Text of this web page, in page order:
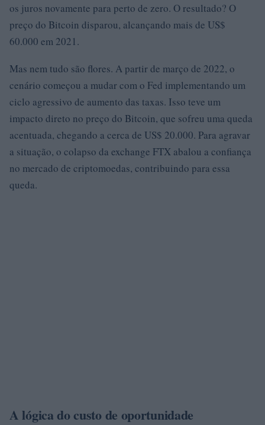
os juros novamente para perto de zero. O resultado? O
preço do Bitcoin disparou, alcançando mais de US$
60.000 em 2021.
Mas nem tudo são flores. A partir de março de 2022, o
cenário começou a mudar com o Fed implementando um
ciclo agressivo de aumento das taxas. Isso teve um
impacto direto no preço do Bitcoin, que sofreu uma queda
acentuada, chegando a cerca de US$ 20.000. Para agravar
a situação, o colapso da exchange FTX abalou a confiança
no mercado de criptomoedas, contribuindo para essa
queda.
A lógica do custo de oportunidade